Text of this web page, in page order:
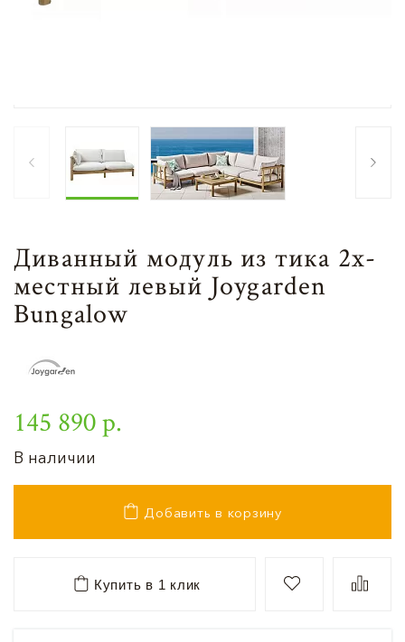
Диванный модуль из тика 2х-
местный левый Joygarden
Bungalow
145 890 р.
В наличии
Добавить в корзину
Купить в 1 клик